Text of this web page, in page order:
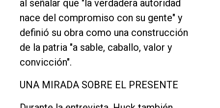
al señalar que "la verdadera autoridad
nace del compromiso con su gente" y
definió su obra como una construcción
de la patria "a sable, caballo, valor y
convicción".
UNA MIRADA SOBRE EL PRESENTE